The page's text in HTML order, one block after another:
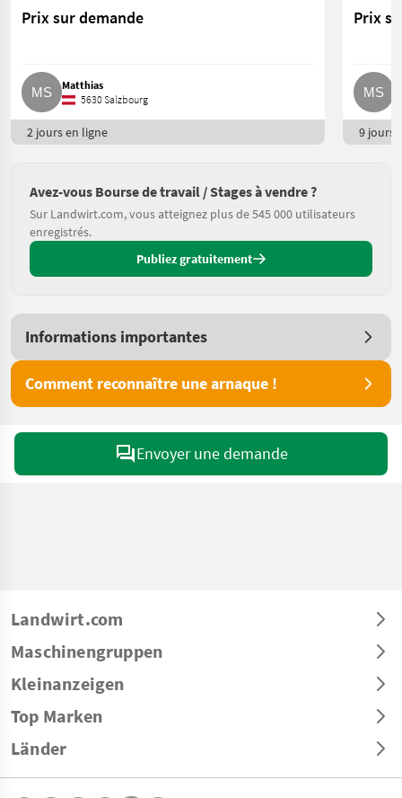
Prix sur demande
Matthias
5630 Salzbourg
2 jours en ligne
Prix
9 jours
Avez-vous Bourse de travail / Stages à vendre ?
Sur Landwirt.com, vous atteignez plus de 545 000 utilisateurs
enregistrés.
Publiez gratuitement
Informations importantes
Comment reconnaître une arnaque !
Envoyer une demande
Landwirt.com
Maschinengruppen
Kleinanzeigen
Top Marken
Länder